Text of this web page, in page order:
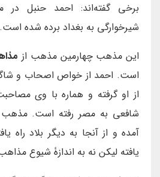
برخى گفته‌اند: احمد حنبل در
شيرخوارگى به بغداد برده شده است.
اين مذهب چهارمين مذهب از
است. احمد از خواص اصحاب و
از او گرفته و هماره با وى
شافعى به مصر رفته است. مذهب
آمده و از آنجا به ديگر بلاد راه
يافته ليكن نه به اندازۀ شيوع